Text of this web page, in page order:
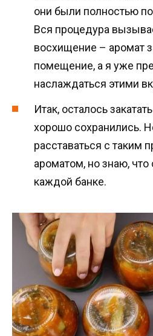
они были полностью
Вся процедура
восхищение – аромат
помещение, а я уже
наслаждаться этими
Итак, осталось
хорошо сохранились.
расставаться с таким
ароматом, но знаю, что
каждой банке.